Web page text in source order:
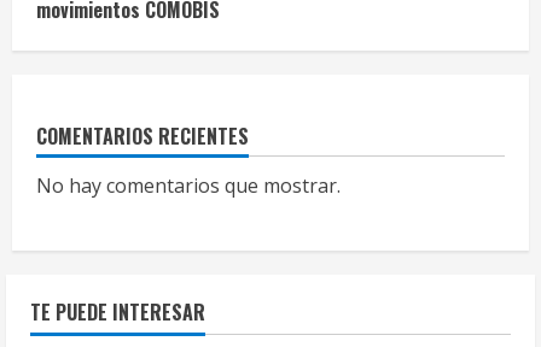
movimientos COMOBIS
COMENTARIOS RECIENTES
No hay comentarios que mostrar.
TE PUEDE INTERESAR